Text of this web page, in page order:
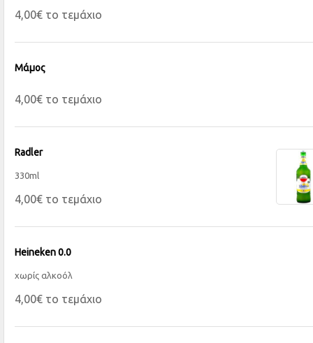
4,00€ το τεμάχιο
Μάμος
4,00€ το τεμάχιο
Radler
330ml
4,00€ το τεμάχιο
Heineken 0.0
χωρίς αλκοόλ
4,00€ το τεμάχιο